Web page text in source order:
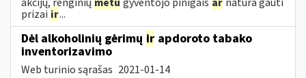
prizai ir...
Dėl alkoholinių gėrimų ir apdoroto tabako
inventorizavimo
Web turinio sąrašas 2021-01-14